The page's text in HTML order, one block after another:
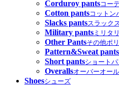
Corduroy pantsコー
Cotton pantsコットン
Slacks pantsスラック
Military pants ミリタ
Other Pantsその他ポ
Pattern&Sweat pants
Short pantsショート
Overallsオーバーオール
Shoesシューズ